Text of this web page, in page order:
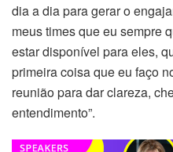
dia a dia para gerar o
meus times que eu sempre
estar disponível para eles,
primeira coisa que eu faço
reunião para dar clareza,
entendimento”.